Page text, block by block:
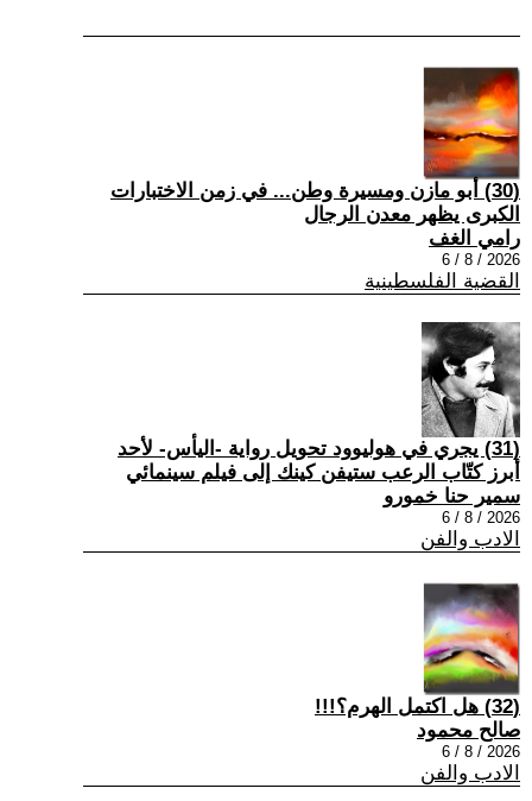
(30) أبو مازن ومسيرة وطن... في زمن الاختبارات
الكبرى يظهر معدن الرجال
رامي الغف
2026 / 8 / 6
القضية الفلسطينية
(31) يجري في هوليوود تحويل رواية -اليأس- لأحد
أبرز كتّاب الرعب ستيفن كينك إلى فيلم سينمائي
سمير حنا خمورو
2026 / 8 / 6
الادب والفن
(32) هل اكتمل الهرم؟!!!
صالح محمود
2026 / 8 / 6
الادب والفن